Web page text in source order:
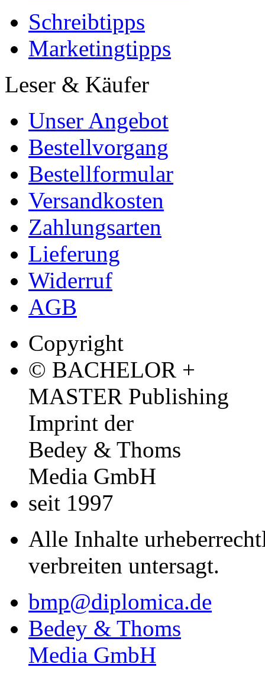
Schreibtipps
Marketingtipps
Leser & Käufer
Unser Angebot
Bestellvorgang
Bestellformular
Versandkosten
Zahlungsarten
Lieferung
Widerruf
AGB
Copyright
© BACHELOR +
MASTER Publishing
Imprint der
Bedey & Thoms
Media GmbH
seit 1997
Alle Inhalte
verbreiten untersagt.
bmp@diplomica.de
Bedey & Thoms
Media GmbH